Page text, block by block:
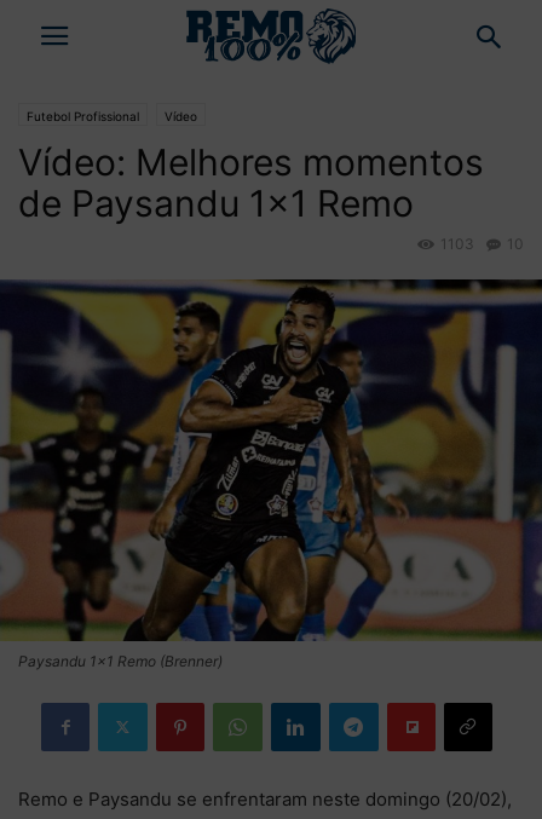
Futebol Profissional Vídeo
Vídeo: Melhores momentos
de Paysandu 1×1 Remo
10
1103
Paysandu 1×1 Remo (Brenner)
Remo e Paysandu se enfrentaram neste domingo (20/02),